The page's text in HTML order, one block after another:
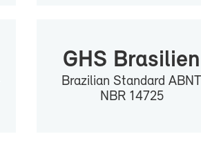
GHS Bra­si­li­en
Bra­zi­li­an Stan­dard AB­NT
NBR 14725